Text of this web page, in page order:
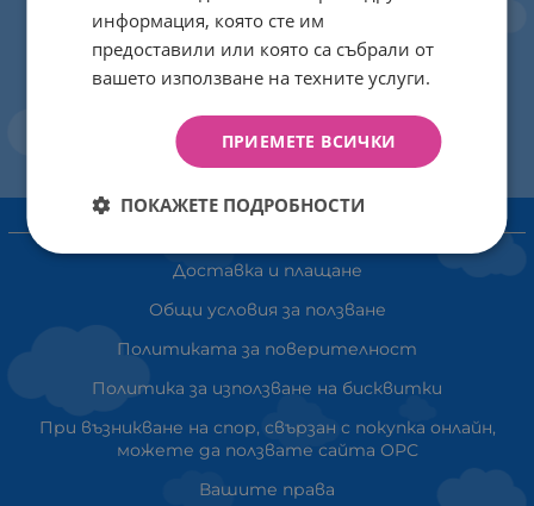
Доставка и плащане
Общи условия за ползване
Политиката за поверителност
Политика за използване на бисквитки
При възникване на спор, свързан с покупка онлайн,
можете да ползвате сайта ОРС
Вашите права
информация, която сте им
предоставили или която са събрали от
вашето използване на техните услуги.
ПРИЕМЕТЕ ВСИЧКИ
ПОКАЖЕТЕ ПОДРОБНОСТИ